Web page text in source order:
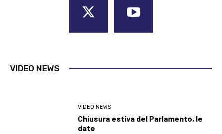
VIDEO NEWS
VIDEO NEWS
Chiusura estiva del Parlamento, le
date